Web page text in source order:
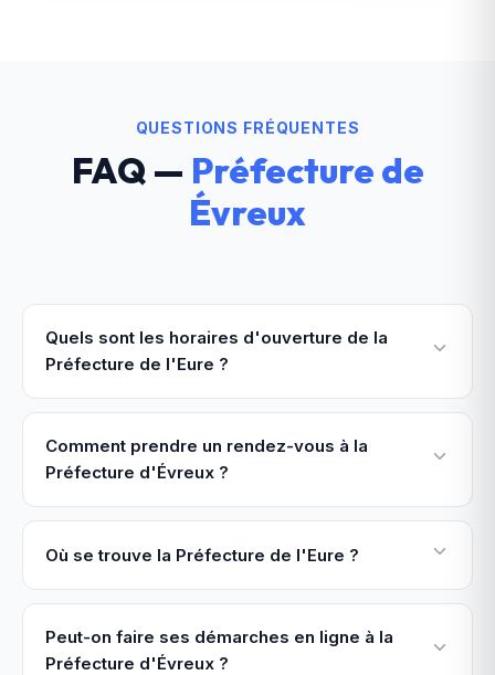
QUESTIONS FRÉQUENTES
FAQ — Préfecture de
Évreux
Quels sont les horaires d'ouverture de la
Préfecture de l'Eure ?
Comment prendre un rendez-vous à la
Préfecture d'Évreux ?
Où se trouve la Préfecture de l'Eure ?
Peut-on faire ses démarches en ligne à la
Préfecture d'Évreux ?